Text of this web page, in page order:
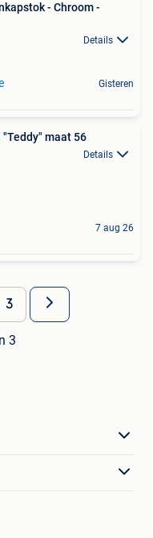
- Chroom -
Details
Gisteren
maat 56
Details
7 aug 26
3
3